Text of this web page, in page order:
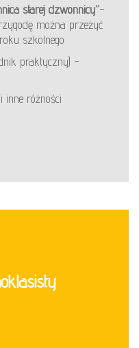
starej dzwonnicy”–
można przeżyć
szkolnego
praktyczny) –
różności